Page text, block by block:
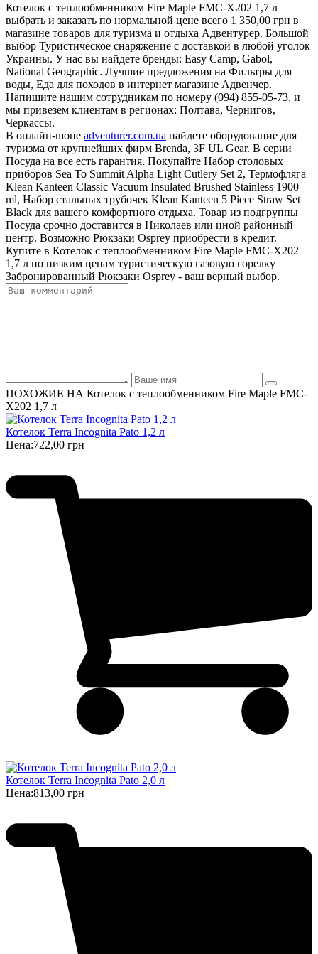
Котелок с теплообменником Fire Maple FMC-Х202 1,7 л
выбрать и заказать по нормальной цене всего 1 350,00 грн в
магазине товаров для туризма и отдыха Адвентурер. Большой
выбор Туристическое снаряжение с доставкой в любой уголок
Украины. У нас вы найдете бренды: Easy Camp, Gabol,
National Geographic. Лучшие предложения на Фильтры для
воды, Еда для походов в интернет магазине Адвенчер.
Напишите нашим сотрудникам по номеру (094) 855-05-73, и
мы привезем клиентам в регионах: Полтава, Чернигов,
Черкассы.
В онлайн-шопе adventurer.com.ua найдете оборудование для
туризма от крупнейших фирм Brenda, 3F UL Gear. В серии
Посуда на все есть гарантия. Покупайте Набор столовых
приборов Sea To Summit Alpha Light Cutlery Set 2, Термофляга
Klean Kanteen Classic Vacuum Insulated Brushed Stainless 1900
ml, Набор стальных трубочек Klean Kanteen 5 Piece Straw Set
Black для вашего комфортного отдыха. Товар из подгруппы
Посуда срочно доставится в Николаев или иной районный
центр. Возможно Рюкзаки Osprey приобрести в кредит.
Купите в Котелок с теплообменником Fire Maple FMC-Х202
1,7 л по низким ценам туристическую газовую горелку
Забронированный Рюкзаки Osprey - ваш верный выбор.
ПОХОЖИЕ НА Котелок с теплообменником Fire Maple FMC-
Х202 1,7 л
Котелок Terra Incognita Pato 1,2 л
Цена:722,00 грн
Котелок Terra Incognita Pato 2,0 л
Цена:813,00 грн